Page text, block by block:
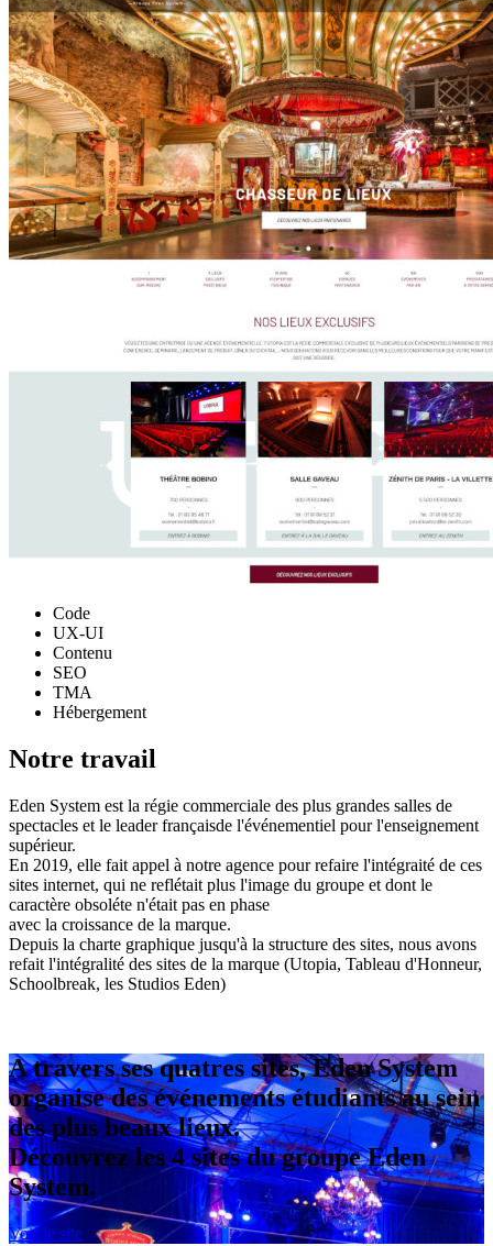
Code
UX-UI
Contenu
SEO
TMA
Hébergement
Notre travail
Eden System est la régie commerciale des plus grandes salles de
spectacles et le leader françaisde l'événementiel pour l'enseignement
supérieur.
En 2019, elle fait appel à notre agence pour refaire l'intégraité de ces
sites internet, qui ne reflétait plus l'image du groupe et dont le
caractère obsoléte n'était pas en phase
avec la croissance de la marque.
Depuis la charte graphique jusqu'à la structure des sites, nous avons
refait l'intégralité des sites de la marque (Utopia, Tableau d'Honneur,
Schoolbreak, les Studios Eden)
A travers ses quatres sites, Eden System
organise des événements étudiants au sein
des plus beaux lieux.
Découvrez les 4 sites du groupe Eden
System.
Voir le site